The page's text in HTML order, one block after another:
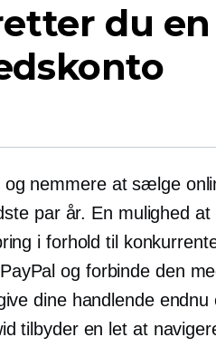
du en
nemmere at sælge
par år. En mulighed
i forhold til
og forbinde den
dine handlende
tilbyder en let at